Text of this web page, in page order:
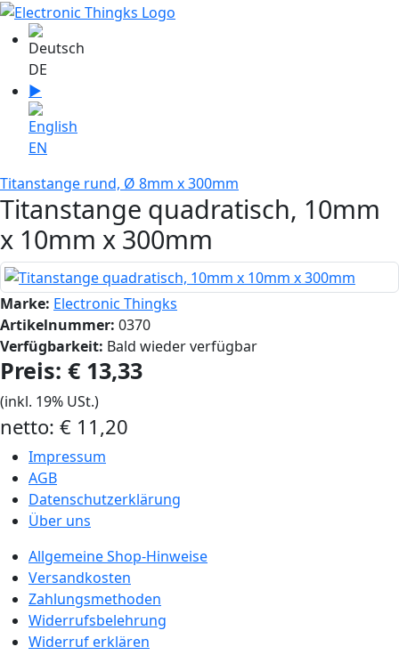
Sprache auswählen
DE
▶
EN
Titanstange rund, Ø 8mm x 300mm
Titanstange quadratisch, 10mm
x 10mm x 300mm
Marke: Electronic Thingks
Artikelnummer: 0370
Verfügbarkeit: Bald wieder verfügbar
Preis: € 13,33‎
(inkl. 19% USt.)
netto: € 11,20‎
Impressum
AGB
Datenschutzerklärung
Über uns
Allgemeine Shop-Hinweise
Versandkosten
Zahlungsmethoden
Widerrufsbelehrung
Widerruf erklären